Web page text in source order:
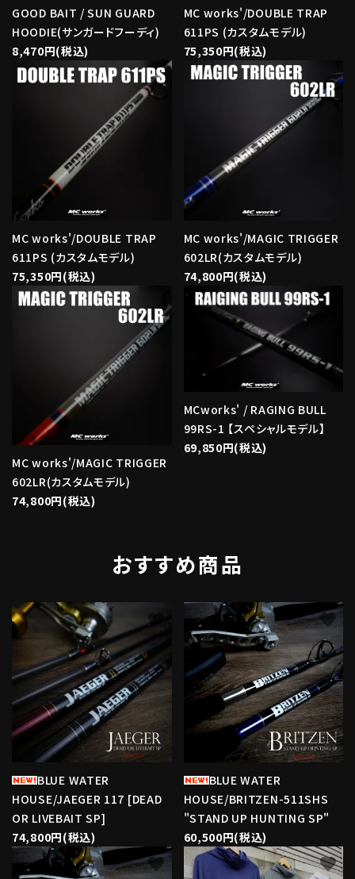
GOOD BAIT / SUN GUARD
HOODIE(サンガードフーディ)
8,470円(税込)
MC works'/DOUBLE TRAP
611PS (カスタムモデル)
75,350円(税込)
MC works'/DOUBLE TRAP
611PS (カスタムモデル)
75,350円(税込)
MC works'/MAGIC TRIGGER
602LR(カスタムモデル)
74,800円(税込)
MC works'/MAGIC TRIGGER
602LR(カスタムモデル)
74,800円(税込)
MCworks' / RAGING BULL
99RS-1 【スペシャルモデル】
69,850円(税込)
おすすめ商品
BLUE WATER
HOUSE/JAEGER 117 [DEAD
OR LIVEBAIT SP]
74,800円(税込)
favorite
BLUE WATER
HOUSE/BRITZEN-511SHS
"STAND UP HUNTING SP"
60,500円(税込)
favorite
favorite favorite